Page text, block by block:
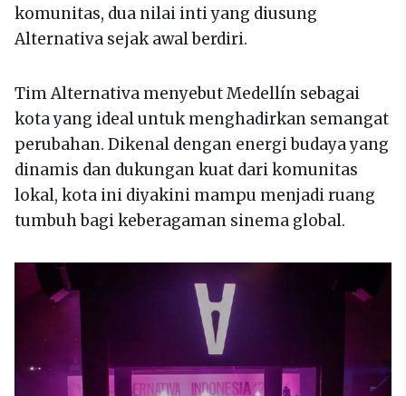
komunitas, dua nilai inti yang diusung
Alternativa sejak awal berdiri.
Tim Alternativa menyebut Medellín sebagai
kota yang ideal untuk menghadirkan semangat
perubahan. Dikenal dengan energi budaya yang
dinamis dan dukungan kuat dari komunitas
lokal, kota ini diyakini mampu menjadi ruang
tumbuh bagi keberagaman sinema global.